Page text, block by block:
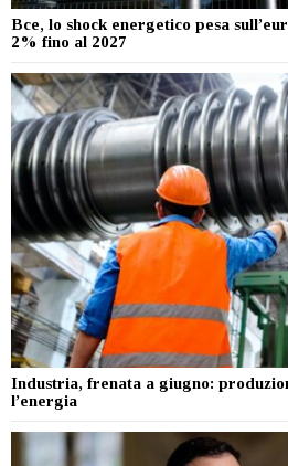
Bce, lo shock energetico pesa
2% fino al 2027
Industria, frenata a giugno:
l’energia